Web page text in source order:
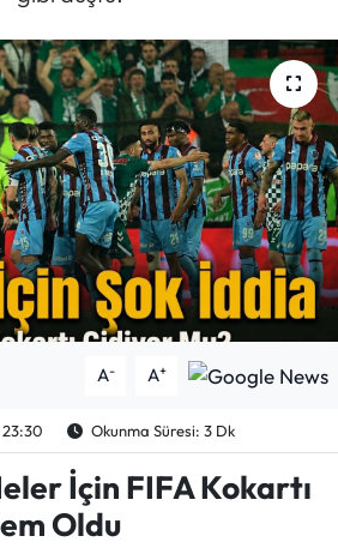
A- A+
Okunma Süresi: 3 Dk
İçin FIFA Kokartı
Oldu